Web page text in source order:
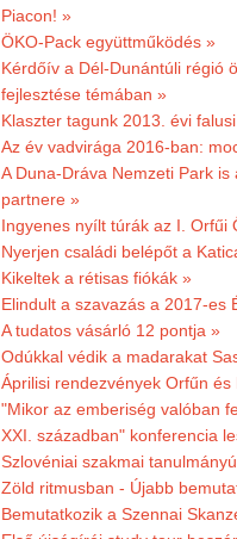
Piacon! »
ÖKO-Pack együttműködés »
Kérdőív a Dél-Dunántúli régió
fejlesztése témában »
Klaszter tagunk 2013. évi
Az év vadvirága 2016-ban:
A Duna-Dráva Nemzeti Park
partnere »
Ingyenes nyílt túrák az I. Orfűi
Nyerjen családi belépőt a
Kikeltek a rétisas fiókák »
Elindult a szavazás a 2017-es
A tudatos vásárló 12 pontja »
Odúkkal védik a madarakat
Áprilisi rendezvények Orfűn és
"Mikor az emberiség valóban
XXI. században" konferencia
Szlovéniai szakmai
Zöld ritmusban - Újabb
Bemutatkozik a Szennai